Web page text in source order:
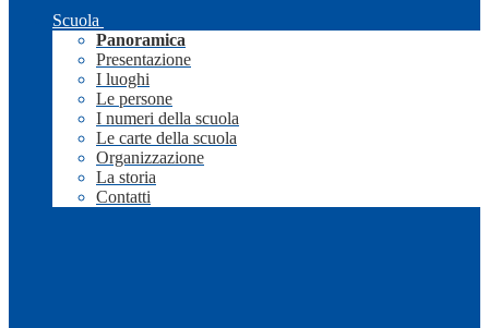
Scuola
Panoramica
Presentazione
I luoghi
Le persone
I numeri della scuola
Le carte della scuola
Organizzazione
La storia
Contatti